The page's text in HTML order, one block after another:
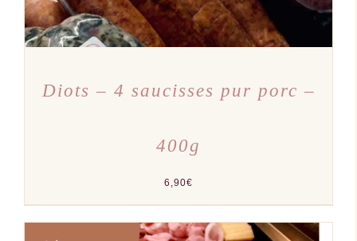
LA
PAGE
DU
PRODUIT
Diots – 4 saucisses pur porc –
400g
6,90€